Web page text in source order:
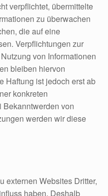
verpflichtet, übermittelte
zu überwachen
die auf eine
Verpflichtungen zur
von Informationen
bleiben hiervon
Haftung ist jedoch erst ab
konkreten
von
werden wir diese
externen Websites Dritter,
haben. Deshalb